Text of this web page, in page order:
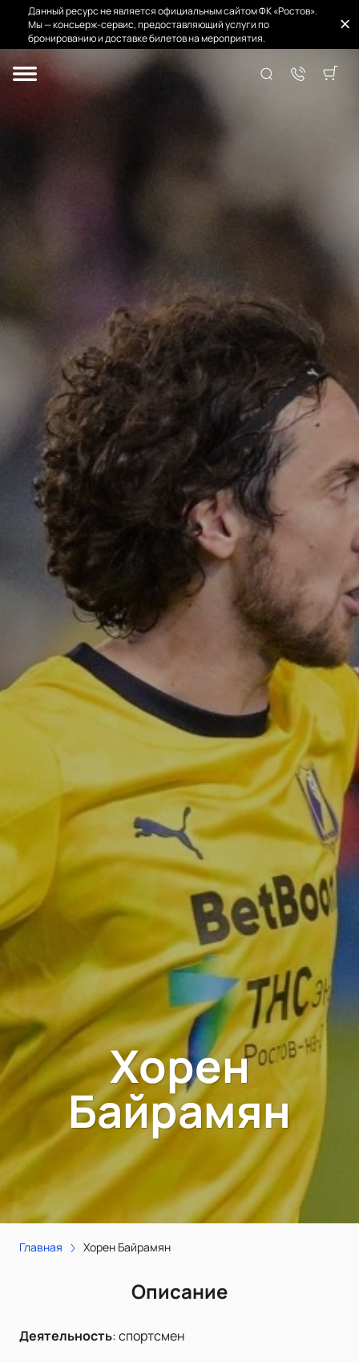
Данный ресурс не является официальным сайтом ФК «Ростов».
Мы — консьерж-сервис, предоставляющий услуги по
бронированию и доставке билетов на мероприятия.
Хорен
Байрамян
Главная Хорен Байрамян
Описание
Деятельность:спортсмен